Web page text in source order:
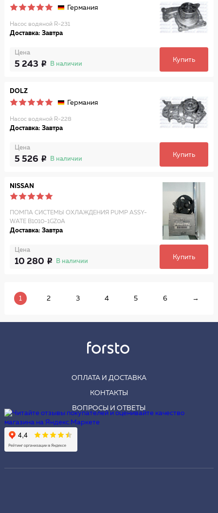
Германия
Насос водяной R-231
Доставка: Завтра
Цена
5 243 В наличии
Купить
DOLZ
Германия
Насос водяной R-228
Доставка: Завтра
Цена
5 526 В наличии
Купить
NISSAN
ПОМПА СИСТЕМЫ ОХЛАЖДЕНИЯ PUMP ASSY-
WATE B1010-1GZ0A
Доставка: Завтра
Цена
10 280 В наличии
Купить
1 2 3 4 5 6 →
ОПЛАТА И ДОСТАВКА
КОНТАКТЫ
ВОПРОСЫ И ОТВЕТЫ